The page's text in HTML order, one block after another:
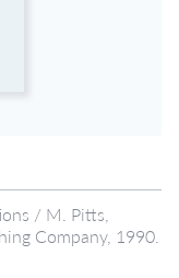
/ M. Pitts,
Company, 1990.